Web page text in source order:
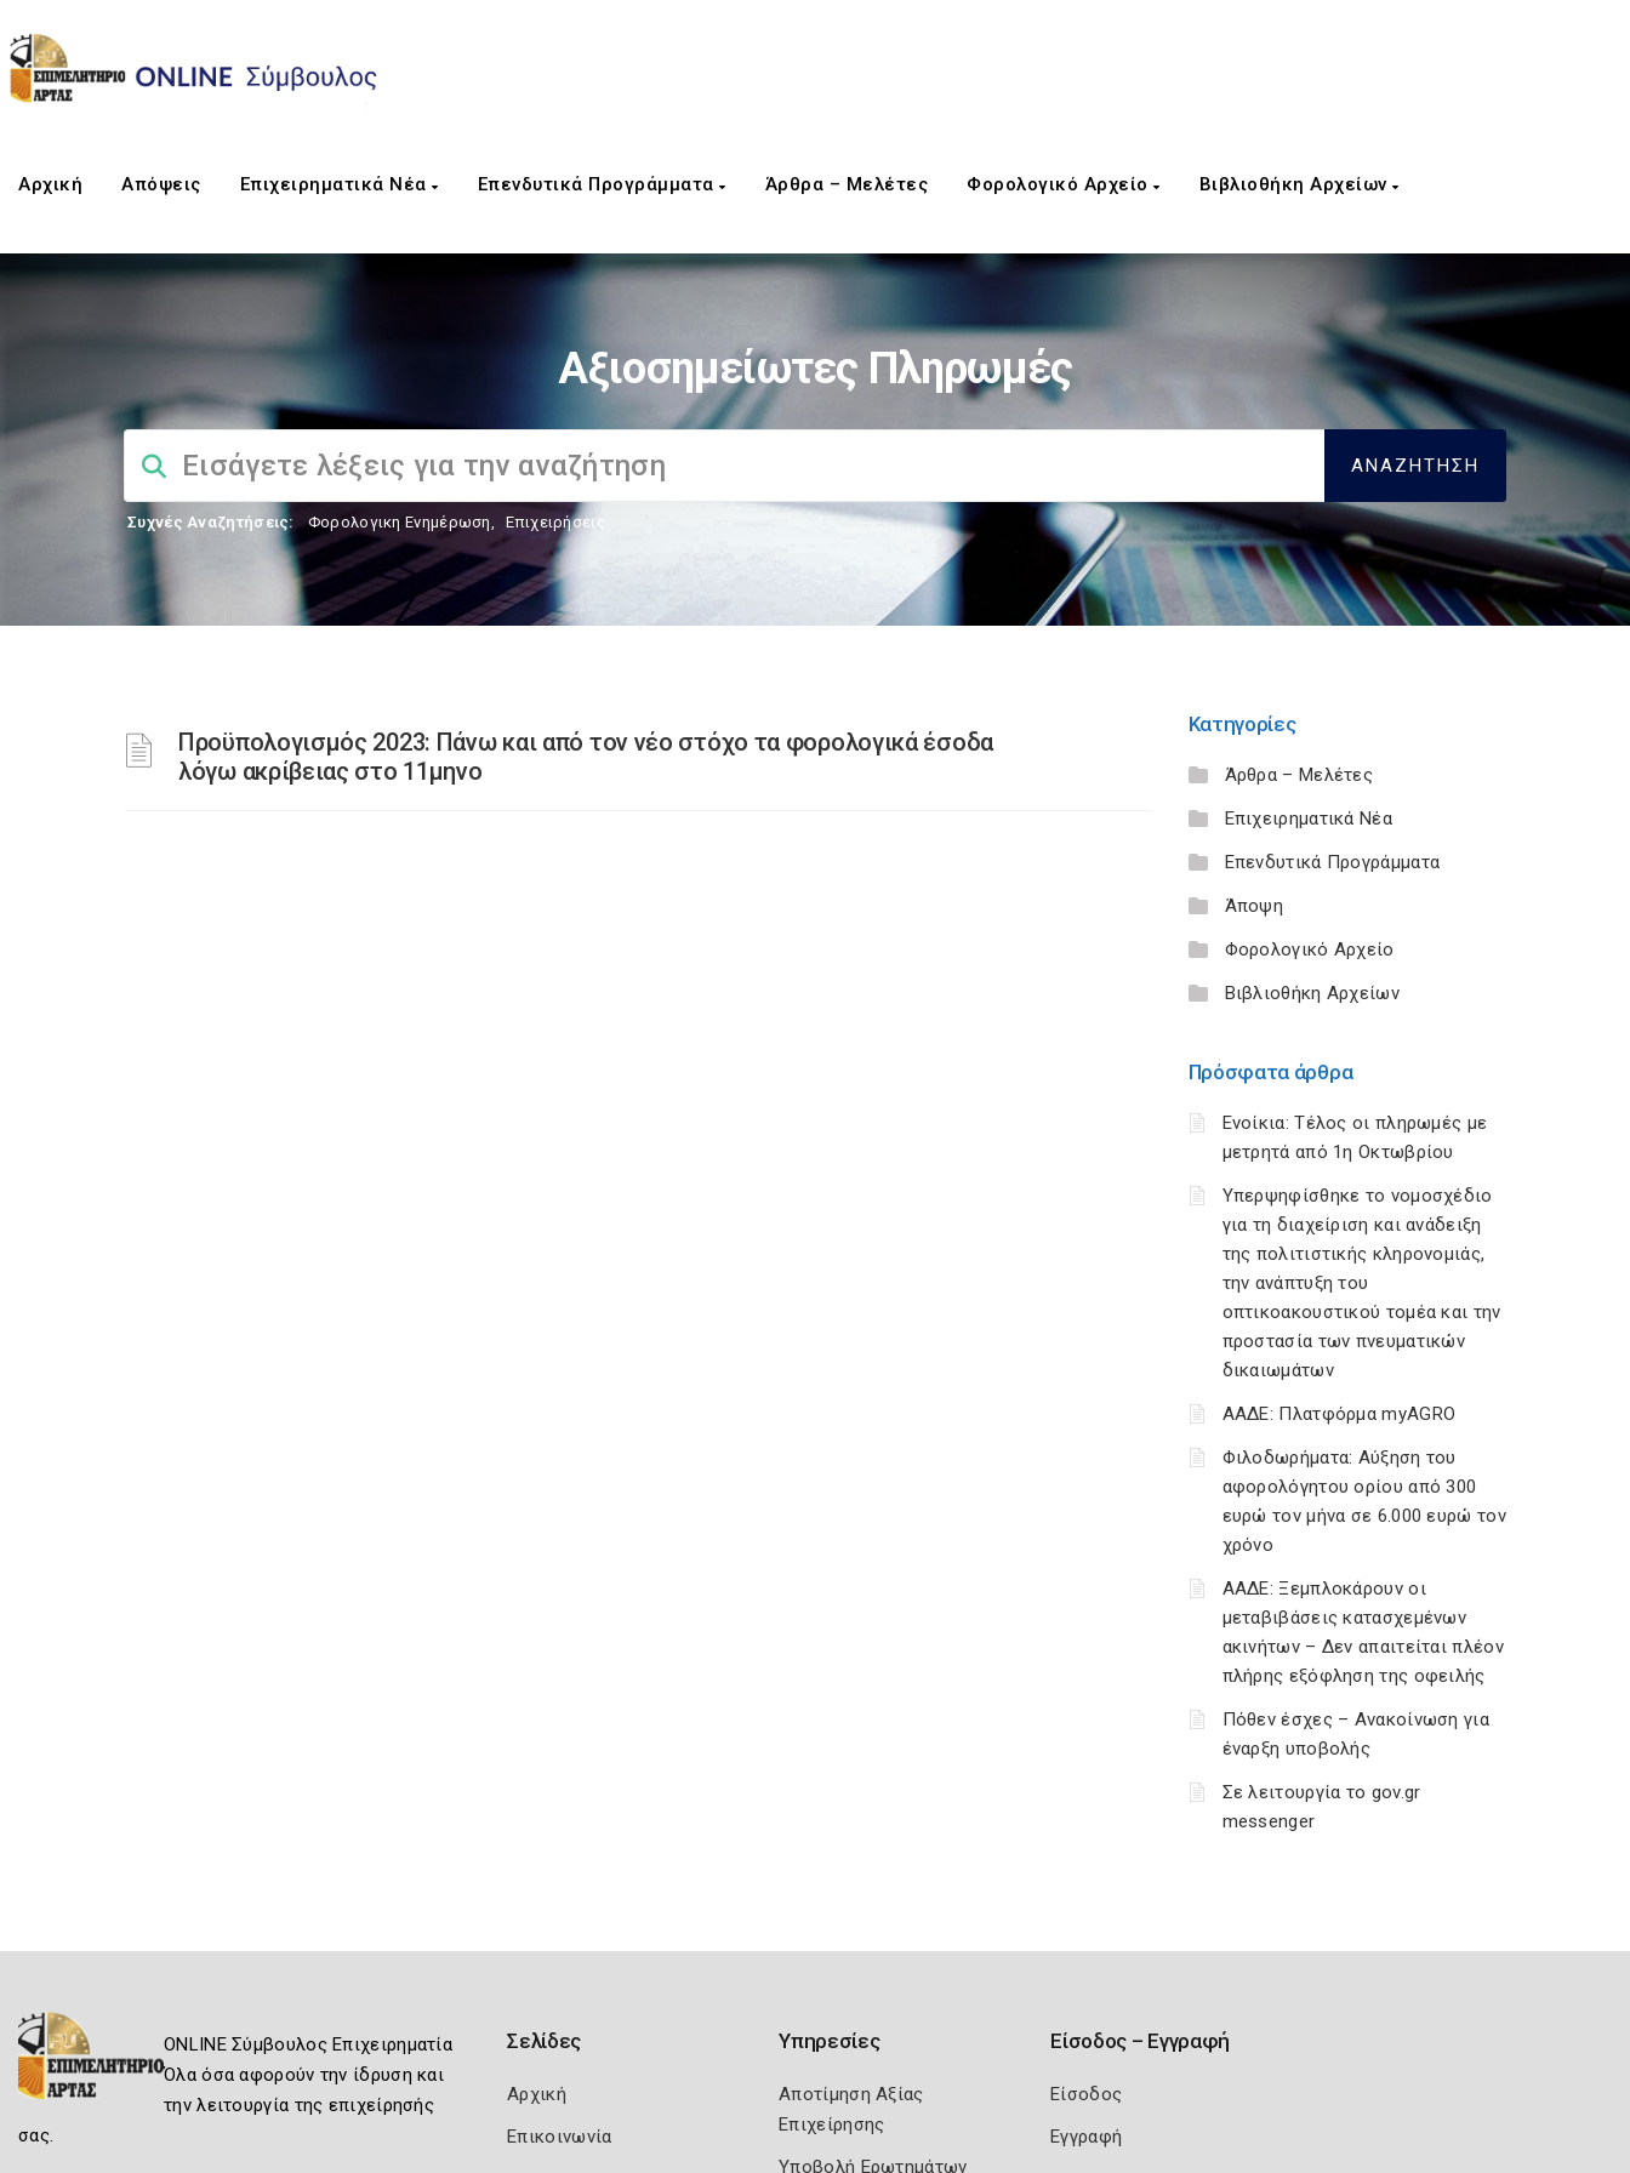
Αρχική Απόψεις Επιχειρηματικά Νέα Επενδυτικά Προγράμματα Άρθρα – Μελέτες Φορολογικό Αρχείο Βιβλιοθήκη Αρχείων
Αξιοσημείωτες Πληρωμές
Συχνές Αναζητήσεις: Φορολογικη Ενημέρωση, Επιχειρήσεις
Προϋπολογισμός 2023: Πάνω και από τον νέο στόχο τα φορολογικά έσοδα
λόγω ακρίβειας στο 11μηνο
Κατηγορίες
Άρθρα – Μελέτες
Επιχειρηματικά Νέα
Επενδυτικά Προγράμματα
Άποψη
Φορολογικό Αρχείο
Βιβλιοθήκη Αρχείων
Πρόσφατα άρθρα
Ενοίκια: Τέλος οι πληρωμές με
μετρητά από 1η Οκτωβρίου
Υπερψηφίσθηκε το νομοσχέδιο
για τη διαχείριση και ανάδειξη
της πολιτιστικής κληρονομιάς,
την ανάπτυξη του
οπτικοακουστικού τομέα και την
προστασία των πνευματικών
δικαιωμάτων
ΑΑΔΕ: Πλατφόρμα myAGRO
Φιλοδωρήματα: Αύξηση του
αφορολόγητου ορίου από 300
ευρώ τον μήνα σε 6.000 ευρώ τον
χρόνο
ΑΑΔΕ: Ξεμπλοκάρουν οι
μεταβιβάσεις κατασχεμένων
ακινήτων – Δεν απαιτείται πλέον
πλήρης εξόφληση της οφειλής
Πόθεν έσχες – Ανακοίνωση για
έναρξη υποβολής
Σε λειτουργία το gov.gr
messenger
ONLINE Σύμβουλος Επιχειρηματία
Όλα όσα αφορούν την ίδρυση και
την λειτουργία της επιχείρησής
σας.
Σελίδες
Αρχική
Επικοινωνία
Υπηρεσίες
Αποτίμηση Αξίας
Επιχείρησης
Υποβολή Ερωτημάτων
Είσοδος – Εγγραφή
Είσοδος
Εγγραφή